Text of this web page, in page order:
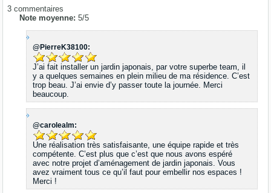
3 commentaires
Note moyenne:5/5
@PierreK38100:
J’ai fait installer un jardin japonais, par votre superbe team, il
y a quelques semaines en plein milieu de ma résidence. C’est
trop beau. J’ai envie d’y passer toute la journée. Merci
beaucoup.
@carolealm:
Une réalisation très satisfaisante, une équipe rapide et très
compétente. C’est plus que c’est que nous avons espéré
avec notre projet d’aménagement de jardin japonais. Vous
avez vraiment tous ce qu’il faut pour embellir nos espaces !
Merci !